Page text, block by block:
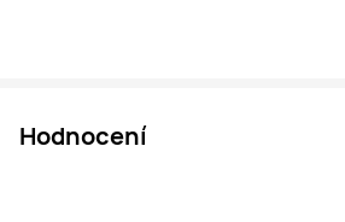
Hodnocení